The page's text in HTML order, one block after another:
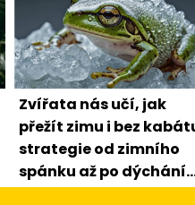
Zvířata nás učí, jak
přežít zimu i bez
strategie od zimního
spánku až po dýchání
zadkem